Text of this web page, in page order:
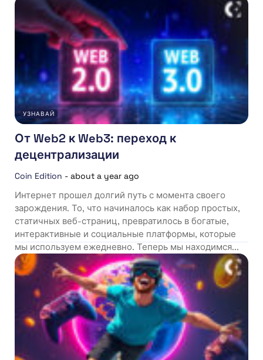
УЗНАВАЙ
От Web2 к Web3: переход к
децентрализации
Coin Edition - about a year ago
Интернет прошел долгий путь с момента своего
зарождения. То, что начиналось как набор простых,
статичных веб-страниц, превратилось в богатые,
интерактивные и социальные платформы, которые
мы используем ежедневно. Теперь мы находимся...